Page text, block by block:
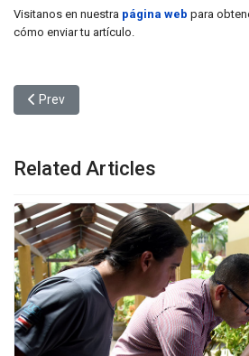
Visitanos en nuestra página web para
cómo enviar tu artículo.
Previous article: Invitación a la charla
Prev
Related Articles